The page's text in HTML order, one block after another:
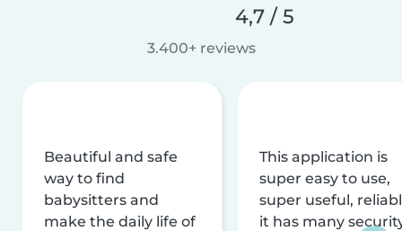
4,7 / 5
3.400+ reviews
Beautiful and safe
way to find
babysitters and
make the daily life of
This application is
super easy to use,
super useful,
it has many